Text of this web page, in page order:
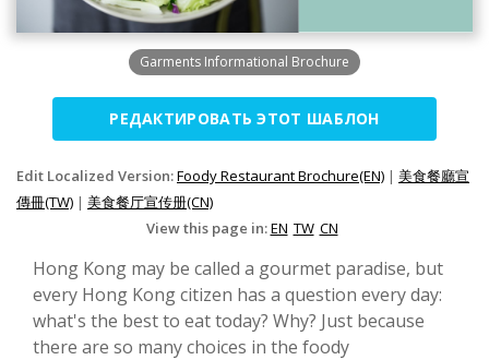
Garments Informational Brochure
РЕДАКТИРОВАТЬ ЭТОТ ШАБЛОН
Edit Localized Version:Foody Restaurant Brochure(EN) | 美食餐廳宣
傳冊(TW) | 美食餐厅宣传册(CN)
View this page in:EN TW CN
Hong Kong may be called a gourmet paradise, but
every Hong Kong citizen has a question every day:
what's the best to eat today? Why? Just because
there are so many choices in the foody